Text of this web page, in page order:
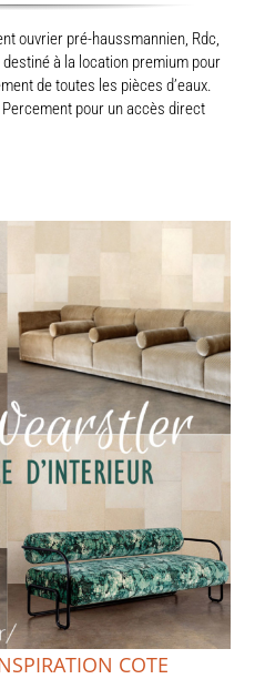
ouvrier pré-haussmannien, Rdc,
à la location premium pour
de toutes les pièces d’eaux.
pour un accès direct
COTE